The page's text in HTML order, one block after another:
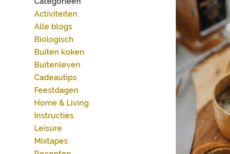
Activiteiten
Alle blogs
Biologisch
Buiten koken
Buitenleven
Cadeautips
Feestdagen
Home & Living
Instructies
Leisure
Mixtapes